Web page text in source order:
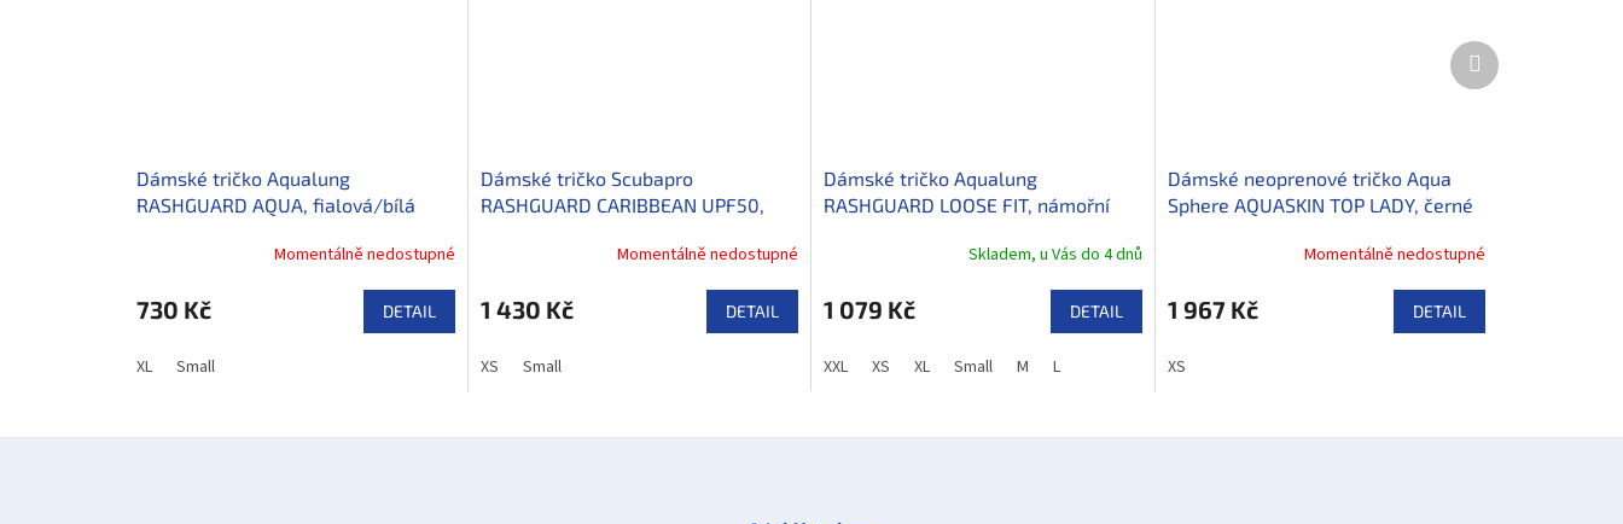
Dámské tričko Aqualung
RASHGUARD AQUA, fialová/bílá
Momentálně nedostupné
730 Kč DETAIL
XL Small
Dámské tričko Scubapro
RASHGUARD CARIBBEAN UPF50,
Momentálně nedostupné
1 430 Kč DETAIL
XS Small
Dámské tričko Aqualung
RASHGUARD LOOSE FIT, námořní
Skladem, u Vás do 4 dnů
1 079 Kč DETAIL
XXL XS XL Small M L
Dámské neoprenové tričko Aqua
Sphere AQUASKIN TOP LADY, černé
Momentálně nedostupné
1 967 Kč DETAIL
XS
Další
produkt